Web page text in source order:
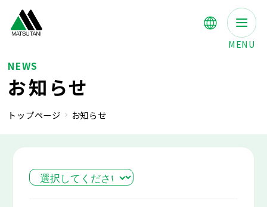
MENU
NEWS
お知らせ
トップページ お知らせ